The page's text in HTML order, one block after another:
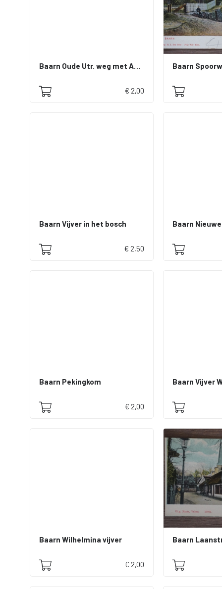
Baarn Oude Utr. weg met Amalialaan
€ 2,00
Baarn
Baarn Vijver in het bosch
€ 2,50
Baarn
Baarn Pekingkom
€ 2,00
Baarn Vijver
Baarn Wilhelmina vijver
€ 2,00
Baarn